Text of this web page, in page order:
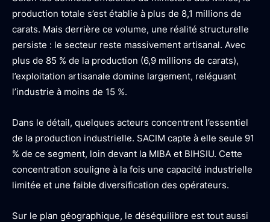
production totale s’est établie à plus de 8,1 millions de
carats. Mais derrière ce volume, une réalité structurelle
persiste : le secteur reste massivement artisanal. Avec
plus de 85 % de la production (6,9 millions de carats),
l’exploitation artisanale domine largement, reléguant
l’industrie à moins de 15 %.
Dans le détail, quelques acteurs concentrent l’essentiel
de la production industrielle. SACIM capte à elle seule 91
% de ce segment, loin devant la MIBA et BIHSIU. Cette
concentration souligne à la fois une capacité industrielle
limitée et une faible diversification des opérateurs.
Sur le plan géographique, le déséquilibre est tout aussi